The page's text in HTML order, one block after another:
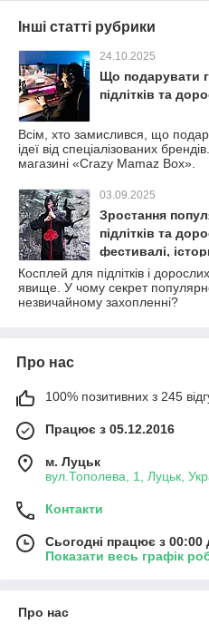
Інші статті рубрики
24.10.2025
Що подарувати
підлітків та
Всім, хто замислився, що
ідеї від спеціалізованих
магазині «Crazy Mamaz Box».
03.09.2025
Зростання
підлітків та
фестивалі,
Косплей для підлітків і
явище. У чому секрет
незвичайному захопленні?
Про нас
100% позитивних з 245
Працює з 05.12.2016
м. Луцьк
вул.Тополева, 1, Луцьк,
Контакти
Сьогодні працює з 00:00
Показати весь графік
Про нас